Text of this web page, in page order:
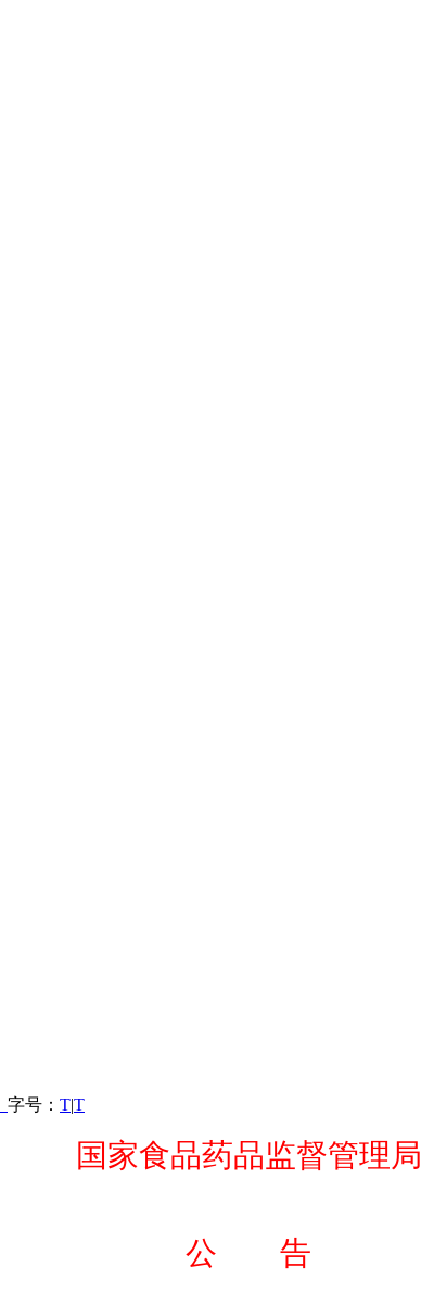
字号： T|T
国家食品药品监督管理局
公 告